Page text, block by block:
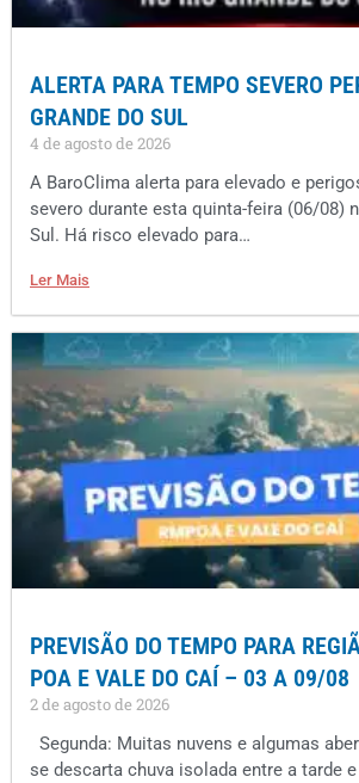
ALERTA PARA TEMPO SEVERO
GRANDE DO SUL
4 de agosto de 2026
A BaroClima alerta para elevado e
severo durante esta quinta-feira (06/08)
Sul. Há risco elevado para…
Ler Mais
PREVISÃO DO TEMPO PARA
POA E VALE DO CAÍ – 03 A 09/08
2 de agosto de 2026
Segunda: Muitas nuvens e algumas
se descarta chuva isolada entre a tarde